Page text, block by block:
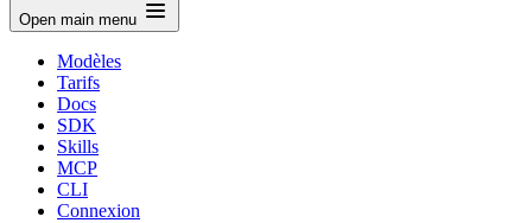
Open main menu
Modèles
Tarifs
Docs
SDK
Skills
MCP
CLI
Connexion